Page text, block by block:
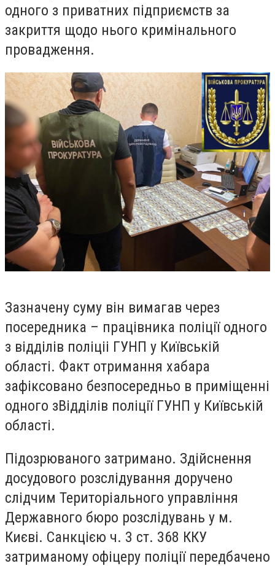
одного з приватних підприємств за
закриття щодо нього кримінального
провадження.
Зазначену суму він вимагав через
посередника – працівника поліції одного
з відділів поліціі ГУНП у Київській
області. Факт отримання хабара
зафіксовано безпосередньо в приміщенні
одного зВідділів поліції ГУНП у Київській
області.
Підозрюваного затримано. Здійснення
досудового розслідування доручено
слідчим Територіального управління
Державного бюро розслідувань у м.
Києві. Санкцією ч. 3 ст. 368 ККУ
затриманому офіцеру поліції передбачено